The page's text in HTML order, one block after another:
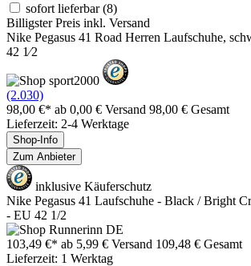
sofort lieferbar(8)
Billigster Preis inkl. Versand
Nike Pegasus 41 Road Herren Laufschuhe,
42 1⁄2
(2.030)
98,00 €* ab 0,00 € Versand 98,00 € Gesamt
Lieferzeit: 2-4 Werktage
Shop-Info
Zum Anbieter
inklusive Käuferschutz
Nike Pegasus 41 Laufschuhe - Black / Bright
- EU 42 1/2
103,49 €* ab 5,99 € Versand 109,48 € Gesamt
Lieferzeit: 1 Werktag